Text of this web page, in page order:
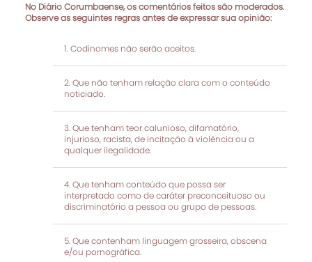
No Diário Corumbaense, os comentários feitos são moderados.
Observe as seguintes regras antes de expressar sua opinião:
Codinomes não serão aceitos.
Que não tenham relação clara com o conteúdo
noticiado.
Que tenham teor calunioso, difamatório,
injurioso, racista, de incitação à violência ou a
qualquer ilegalidade.
Que tenham conteúdo que possa ser
interpretado como de caráter preconceituoso ou
discriminatório a pessoa ou grupo de pessoas.
Que contenham linguagem grosseira, obscena
e/ou pornográfica.